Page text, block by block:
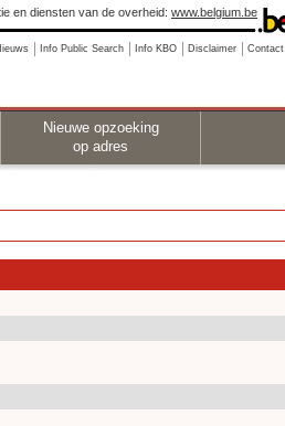
en diensten van de overheid: www.belgium.be
Info Public Search Info KBO Disclaimer Contact
Nieuwe opzoeking
op adres